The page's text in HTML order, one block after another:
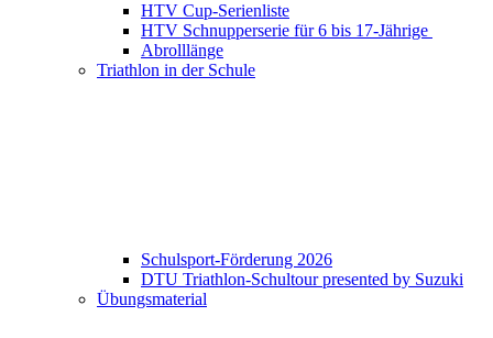
HTV Cup-Serienliste
HTV Schnupperserie für 6 bis 17-Jährige
Abrolllänge
Triathlon in der Schule
Schulsport-Förderung 2026
DTU Triathlon-Schultour presented by Suzuki
Übungsmaterial